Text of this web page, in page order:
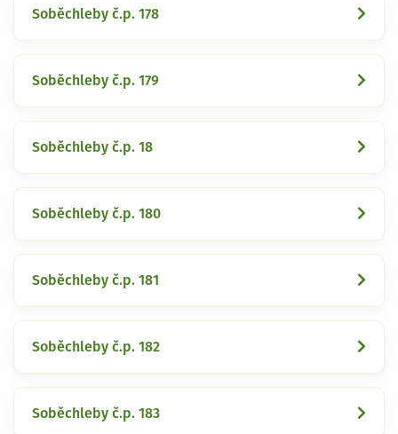
Soběchleby č.p. 178
Soběchleby č.p. 179
Soběchleby č.p. 18
Soběchleby č.p. 180
Soběchleby č.p. 181
Soběchleby č.p. 182
Soběchleby č.p. 183